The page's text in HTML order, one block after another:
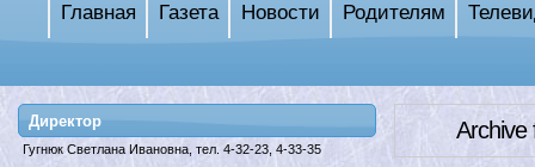
Главная Газета Новости Родителям
Archive
Директор
Гугнюк Светлана Ивановна, тел. 4-32-23, 4-33-35